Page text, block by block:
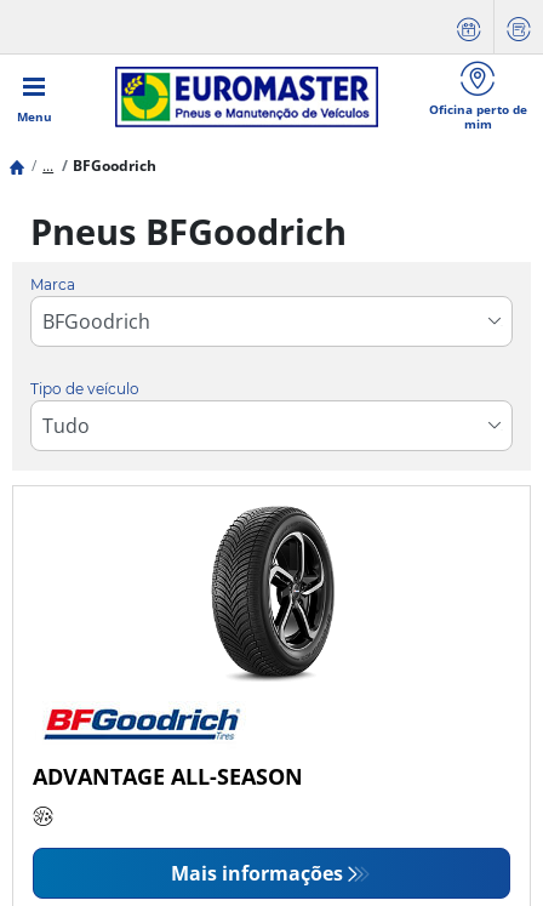
Menu
Oficina perto de
mim
... BFGoodrich
Pneus BFGoodrich
Marca
Tipo de veículo
ADVANTAGE ALL-SEASON
Mais informações